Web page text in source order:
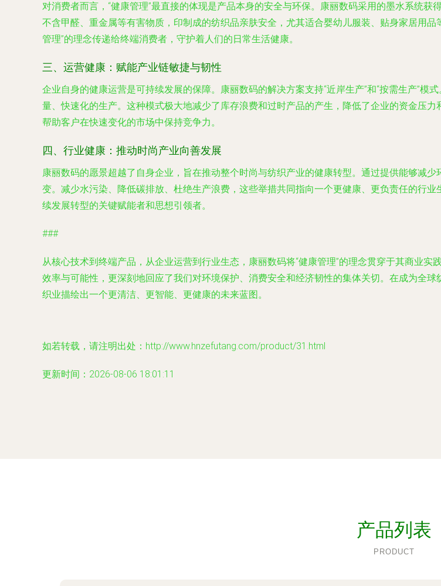
对消费者而言，“健康管理”最直接的体现是产品本身的安全与环保。康丽数码采用的墨水系统获
不含甲醛、重金属等有害物质，印制成的纺织品亲肤安全，尤其适合婴幼儿服装、贴身家居用
管理”的理念传递给终端消费者，守护着人们的日常生活健康。
三、运营健康：赋能产业链敏捷与韧性
企业自身的健康运营是可持续发展的保障。康丽数码的解决方案支持“近岸生产”和“按需生产”
量、快速化的生产。这种模式极大地减少了库存浪费和过时产品的产生，降低了企业的资金压力
帮助客户在快速变化的市场中保持竞争力。
四、行业健康：推动时尚产业向善发展
康丽数码的愿景超越了自身企业，旨在推动整个时尚与纺织产业的健康转型。通过提供能够减
变。减少水污染、降低碳排放、杜绝生产浪费，这些举措共同指向一个更健康、更负责任的行
续发展转型的关键赋能者和思想引领者。
###
从核心技术到终端产品，从企业运营到行业生态，康丽数码将“健康管理”的理念贯穿于其商业
效率与可能性，更深刻地回应了我们对环境保护、消费安全和经济韧性的集体关切。在成为全
织业描绘出一个更清洁、更智能、更健康的未来蓝图。
如若转载，请注明出处：http://www.hnzefutang.com/product/31.html
更新时间：2026-08-06 18:01:11
产品列表
PRODUCT